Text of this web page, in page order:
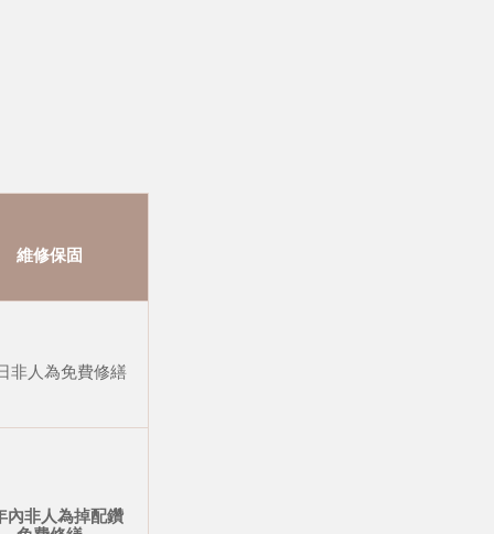
維修保固
非人為免費修繕
內非人為掉配鑽